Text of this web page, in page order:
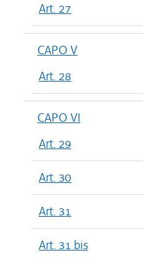
Art. 27
CAPO V
Art. 28
CAPO VI
Art. 29
Art. 30
Art. 31
Art. 31 bis